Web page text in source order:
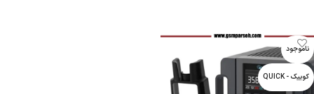
ناموجود
کوییک - QUICK